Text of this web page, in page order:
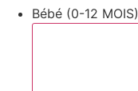
Bébé (0-12 MOIS)